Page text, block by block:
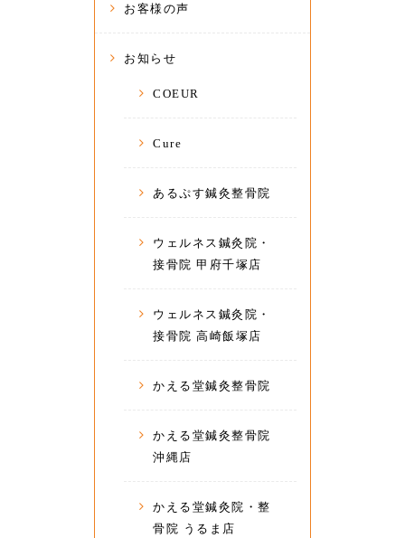
お客様の声
お知らせ
COEUR
Cure
あるぷす鍼灸整骨院
ウェルネス鍼灸院・
接骨院 甲府千塚店
ウェルネス鍼灸院・
接骨院 高崎飯塚店
かえる堂鍼灸整骨院
かえる堂鍼灸整骨院
沖縄店
かえる堂鍼灸院・整
骨院 うるま店